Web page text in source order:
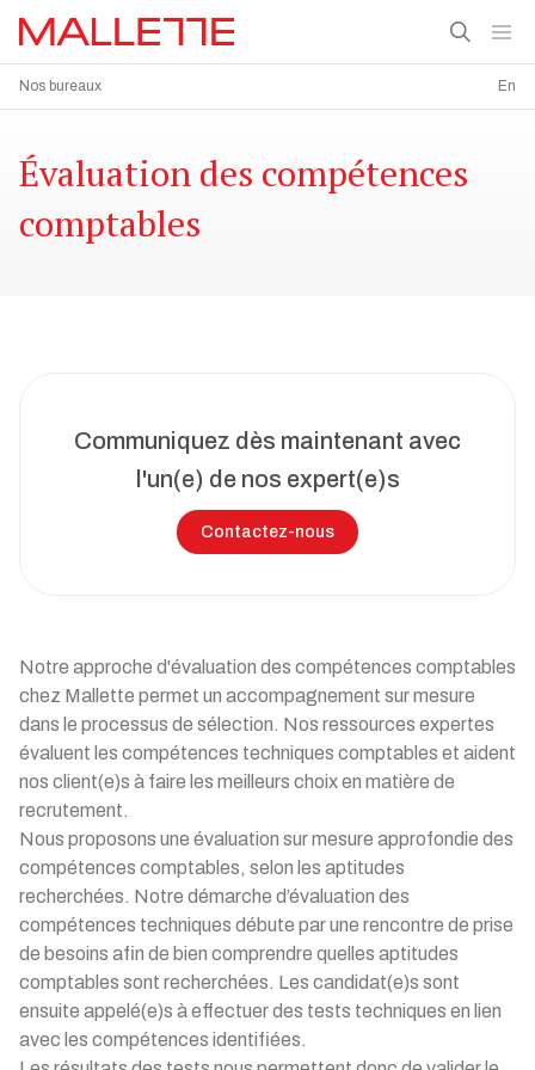
Nos bureaux En
Évaluation des compétences
comptables
Communiquez dès maintenant avec
l'un(e) de nos expert(e)s
Contactez-nous
Notre approche d'évaluation des compétences comptables
chez Mallette permet un accompagnement sur mesure
dans le processus de sélection. Nos ressources expertes
évaluent les compétences techniques comptables et aident
nos client(e)s à faire les meilleurs choix en matière de
recrutement.
Nous proposons une évaluation sur mesure approfondie des
compétences comptables, selon les aptitudes
recherchées. Notre démarche d’évaluation des
compétences techniques débute par une rencontre de prise
de besoins afin de bien comprendre quelles aptitudes
comptables sont recherchées. Les candidat(e)s sont
ensuite appelé(e)s à effectuer des tests techniques en lien
avec les compétences identifiées.